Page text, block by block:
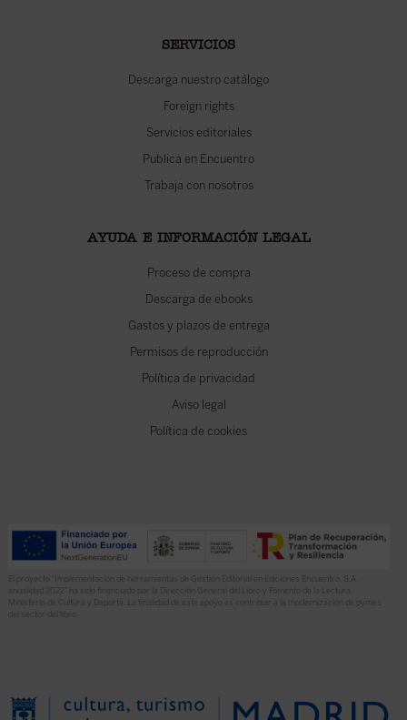
SERVICIOS
Descarga nuestro catálogo
Foreign rights
Servicios editoriales
Publica en Encuentro
Trabaja con nosotros
AYUDA E INFORMACIÓN LEGAL
Proceso de compra
Descarga de ebooks
Gastos y plazos de entrega
Permisos de reproducción
Política de privacidad
Aviso legal
Política de cookies
El proyecto “Implementación de herramientas de Gestión Editorial en Ediciones Encuentro, S.A.
anualidad 2022” ha sido financiado por la Dirección General del Libro y Fomento de la Lectura,
Ministerio de Cultura y Deporte. La finalidad de este apoyo es contribuir a la modernización de pymes
del sector del libro.